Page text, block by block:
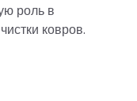
роль в
ковров.